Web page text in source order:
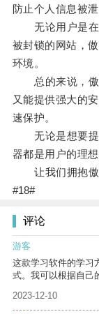
防止个人信息被
无论用户是在
被封锁的网站，
环境。
总的来说，傲
又能提供强大的
速保护。
无论是想要提
器都是用户的理想
让我们拥抱傲
#18#
评论
游客
这款学习软件的学习
式。我可以根据自己
2023-12-10